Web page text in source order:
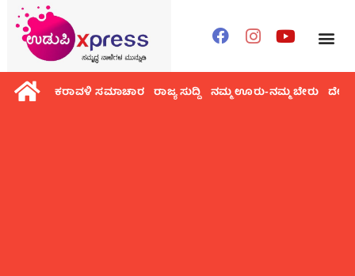
ಕರಾವಳಿ ಸಮಾಚಾರ ರಾಜ್ಯ ಸುದ್ದಿ ನಮ್ಮ ಊರು-ನಮ್ಮ ಬೇರು ದೇಶ